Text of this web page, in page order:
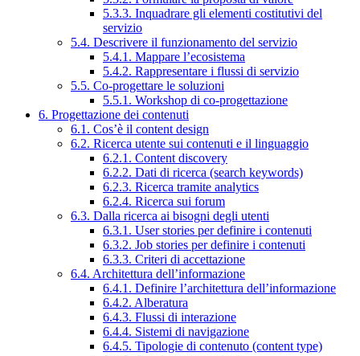
5.3.3. Inquadrare gli elementi costitutivi del
servizio
5.4. Descrivere il funzionamento del servizio
5.4.1. Mappare l’ecosistema
5.4.2. Rappresentare i flussi di servizio
5.5. Co-progettare le soluzioni
5.5.1. Workshop di co-progettazione
6. Progettazione dei contenuti
6.1. Cos’è il content design
6.2. Ricerca utente sui contenuti e il linguaggio
6.2.1. Content discovery
6.2.2. Dati di ricerca (search keywords)
6.2.3. Ricerca tramite analytics
6.2.4. Ricerca sui forum
6.3. Dalla ricerca ai bisogni degli utenti
6.3.1. User stories per definire i contenuti
6.3.2. Job stories per definire i contenuti
6.3.3. Criteri di accettazione
6.4. Architettura dell’informazione
6.4.1. Definire l’architettura dell’informazione
6.4.2. Alberatura
6.4.3. Flussi di interazione
6.4.4. Sistemi di navigazione
6.4.5. Tipologie di contenuto (content type)